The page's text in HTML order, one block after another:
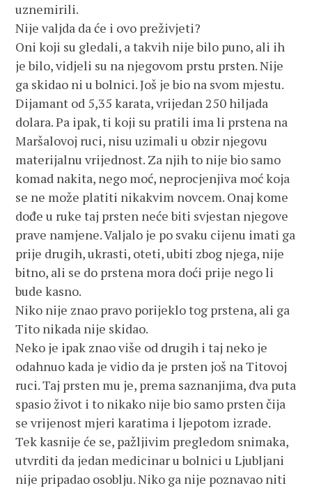
uznemirili.
Nije valjda da će i ovo preživjeti?
Oni koji su gledali, a takvih nije bilo puno, ali ih
je bilo, vidjeli su na njegovom prstu prsten. Nije
ga skidao ni u bolnici. Još je bio na svom mjestu.
Dijamant od 5,35 karata, vrijedan 250 hiljada
dolara. Pa ipak, ti koji su pratili ima li prstena na
Maršalovoj ruci, nisu uzimali u obzir njegovu
materijalnu vrijednost. Za njih to nije bio samo
komad nakita, nego moć, neprocjenjiva moć koja
se ne može platiti nikakvim novcem. Onaj kome
dođe u ruke taj prsten neće biti svjestan njegove
prave namjene. Valjalo je po svaku cijenu imati ga
prije drugih, ukrasti, oteti, ubiti zbog njega, nije
bitno, ali se do prstena mora doći prije nego li
bude kasno.
Niko nije znao pravo porijeklo tog prstena, ali ga
Tito nikada nije skidao.
Neko je ipak znao više od drugih i taj neko je
odahnuo kada je vidio da je prsten još na Titovoj
ruci. Taj prsten mu je, prema saznanjima, dva puta
spasio život i to nikako nije bio samo prsten čija
se vrijenost mjeri karatima i ljepotom izrade.
Tek kasnije će se, pažljivim pregledom snimaka,
utvrditi da jedan medicinar u bolnici u Ljubljani
nije pripadao osoblju. Niko ga nije poznavao niti